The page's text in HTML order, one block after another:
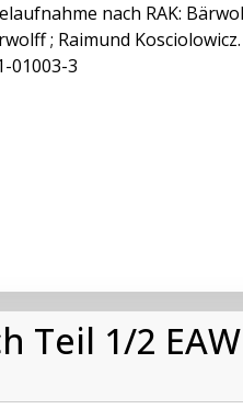
nach RAK:
; Raimund
01003-3
1/2